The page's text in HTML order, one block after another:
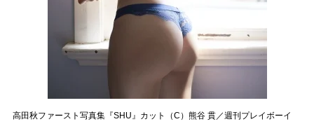
高田秋ファースト写真集『SHU』カット（C）熊谷 貫／週刊プレイボーイ